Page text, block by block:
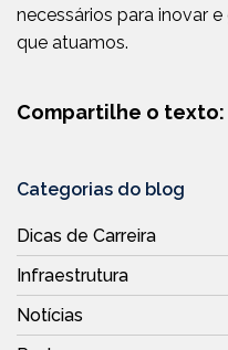
necessários para inovar
que atuamos.
Categorias do blog
Dicas de Carreira
Infraestrutura
Notícias